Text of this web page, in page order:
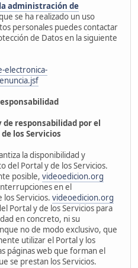
administración de
se ha realizado un uso
personales puedes contactar
de Datos en la siguiente
electronica-
responsabilidad por el
los Servicios
la disponibilidad y
del Portal y de los Servicios.
posible, videoedicion.org
en el
Servicios. videoedicion.org
Portal y de los Servicios para
en concreto, ni su
no de modo exclusivo, que
utilizar el Portal y los
páginas web que forman el
se prestan los Servicios.